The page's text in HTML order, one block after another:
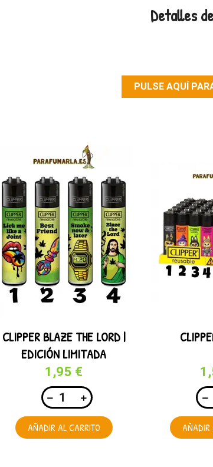
Detalles
PULSE AQUÍ
CLIPPER BLAZE THE LORD |
EDICIÓN LIMITADA
1,95 €
AÑADIR AL CARRITO AÑADIR